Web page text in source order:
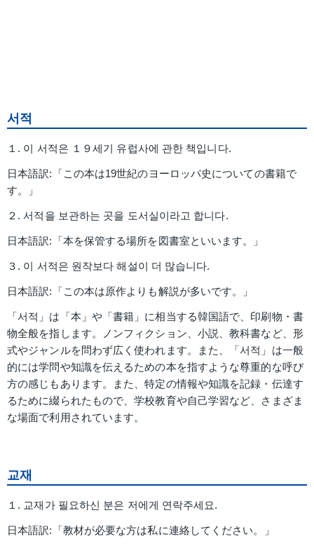
서적
１. 이 서적은 １９세기 유럽사에 관한 책입니다.
日本語訳:「この本は19世紀のヨーロッパ史についての書籍で
す。」
２. 서적을 보관하는 곳을 도서실이라고 합니다.
日本語訳:「本を保管する場所を図書室といいます。」
３. 이 서적은 원작보다 해설이 더 많습니다.
日本語訳:「この本は原作よりも解説が多いです。」
「서적」は「本」や「書籍」に相当する韓国語で、印刷物・書
物全般を指します。ノンフィクション、小説、教科書など、形
式やジャンルを問わず広く使われます。また、「서적」は一般
的には学問や知識を伝えるための本を指すような尊重的な呼び
方の感じもあります。また、特定の情報や知識を記録・伝達す
るために綴られたもので、学校教育や自己学習など、さまざま
な場面で利用されています。
교재
１. 교재가 필요하신 분은 저에게 연락주세요.
日本語訳:「教材が必要な方は私に連絡してください。」